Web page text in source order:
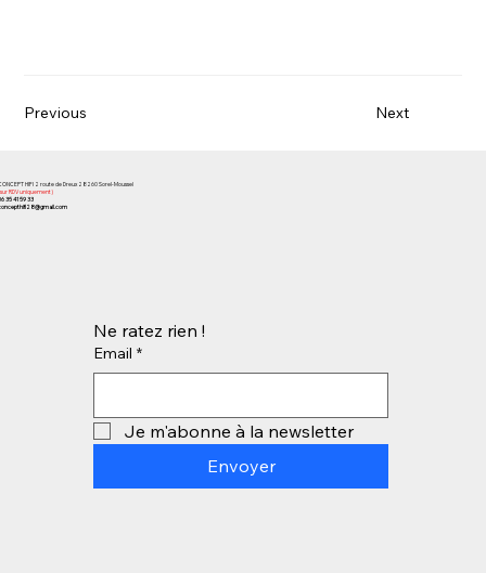
Previous Next
HIFI 2 route de Dreux 28260 Sorel-Moussel
RDV uniquement)
35 41 59 33
Ne ratez rien !
Email *
Je m'abonne à la newsletter
Envoyer